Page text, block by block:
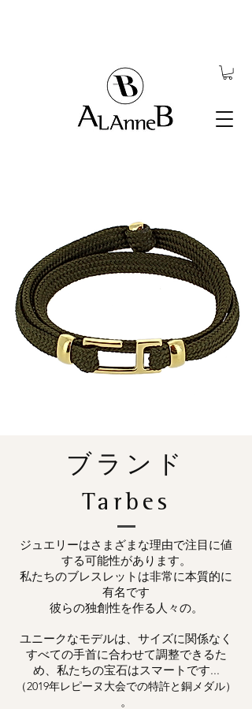
ブランド
Tarbes
ジュエリーはさまざまな理由で注目に値
する可能性があります。
私たちのブレスレットは非常に本質的に
有名です
彼らの独創性を作る人々の。
ユニークなモデルは、サイズに関係なく
すべての手首に合わせて調整できるた
め、私たちの宝石はスマートです...
（2019年レピーヌ大会での特許と銅メダル）
。